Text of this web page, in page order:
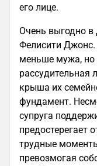
его лице.
Очень выгодно в
Фелисити
меньше мужа, но
рассудительная
крыша их
фундамент.
супруга
предостерегает
трудные
превозмогая